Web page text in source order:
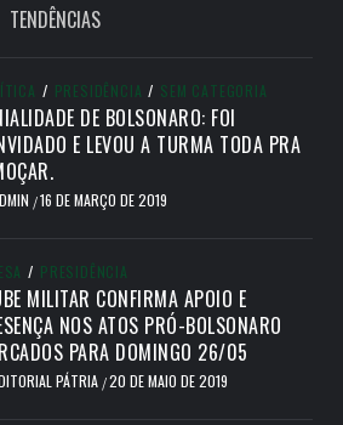
TENDÊNCIAS
/ PRESIDÊNCIA / SEM CATEGORIA
DE BOLSONARO: FOI
E LEVOU A TURMA TODA PRA
/16 DE MARÇO DE 2019
/ PRESIDÊNCIA
MILITAR CONFIRMA APOIO E
NOS ATOS PRÓ-BOLSONARO
PARA DOMINGO 26/05
PÁTRIA /20 DE MAIO DE 2019